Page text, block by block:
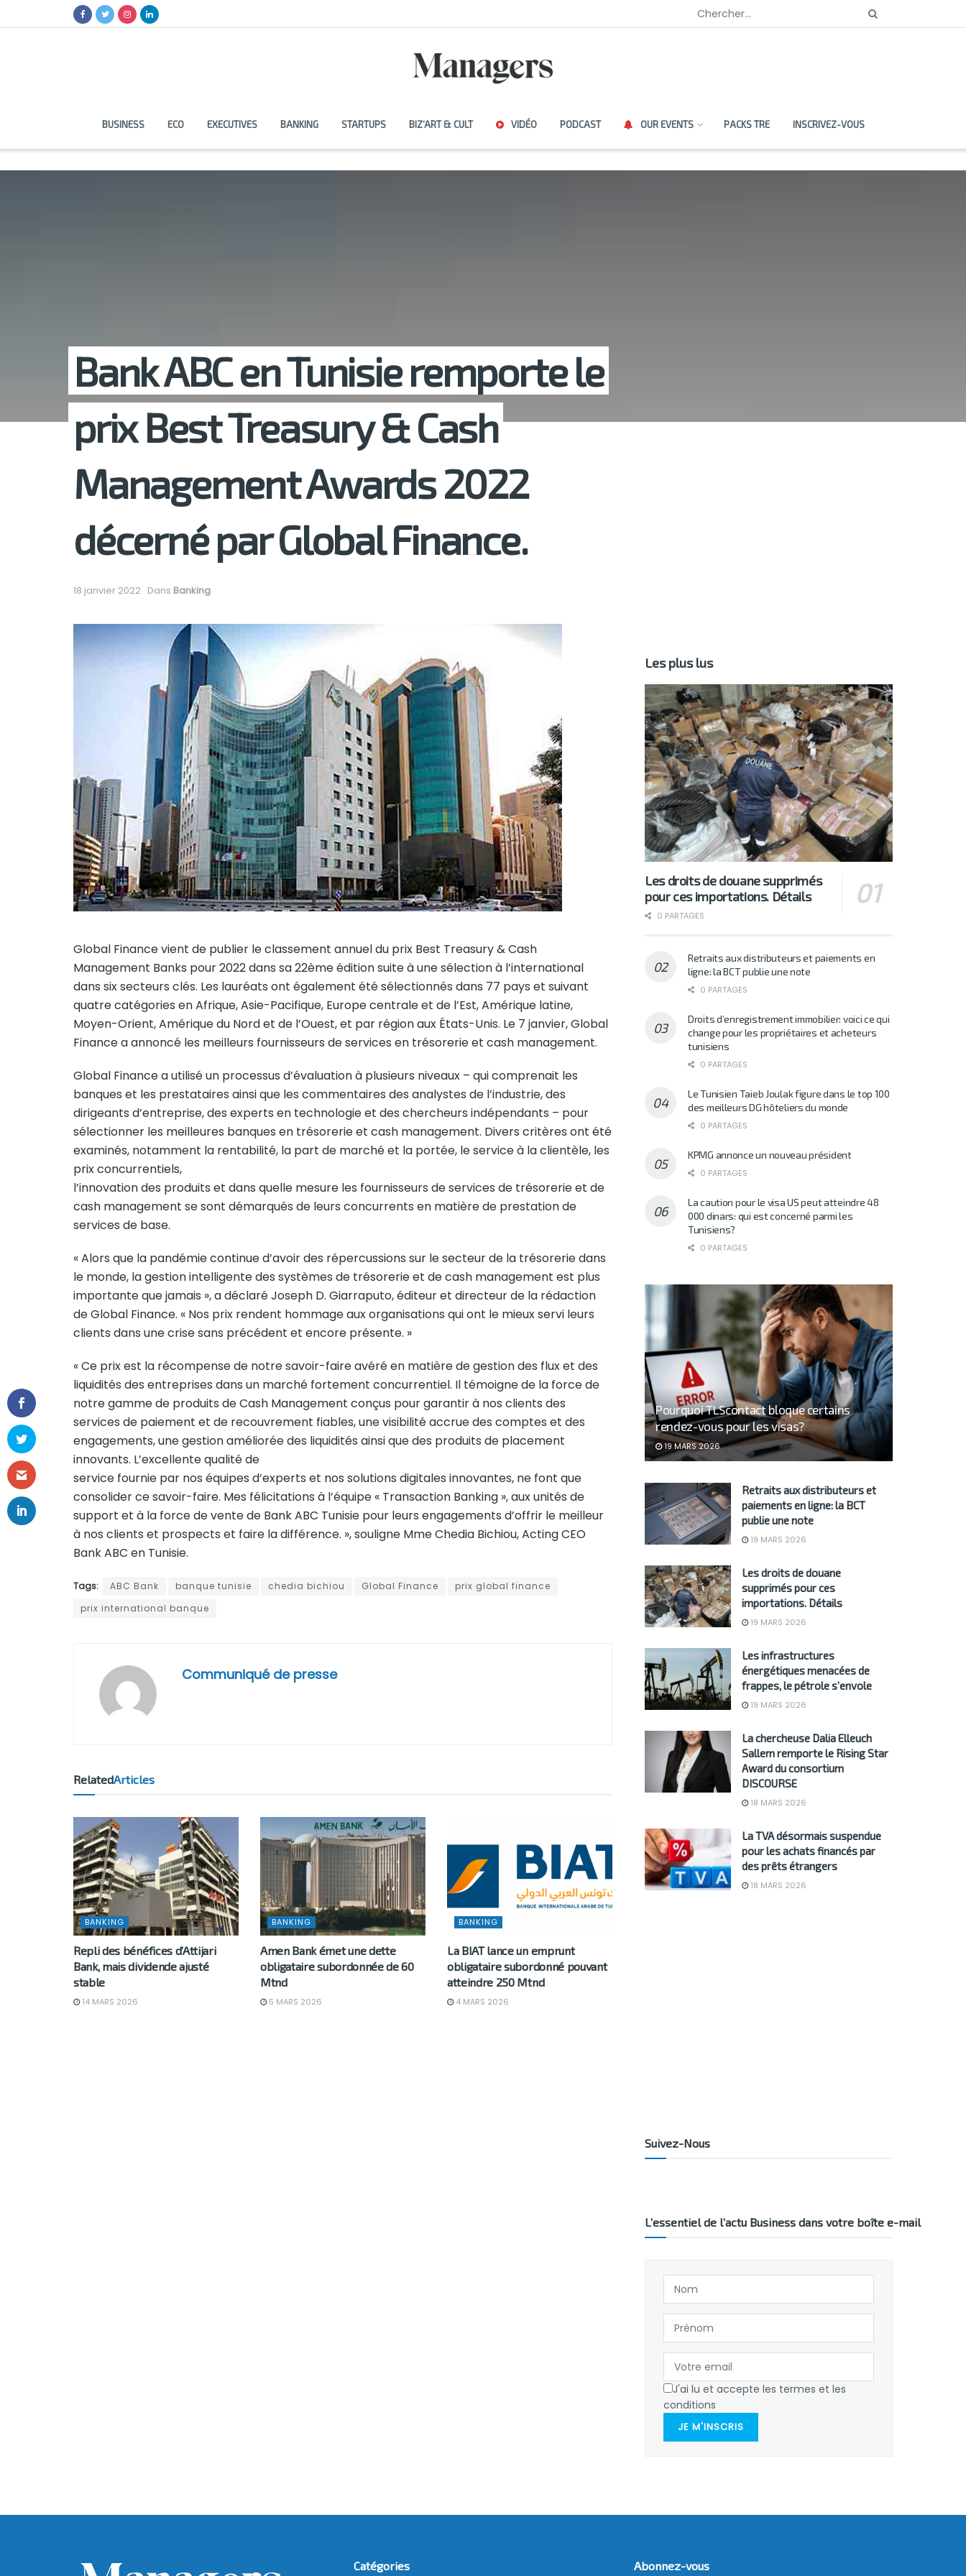
BUSINESS ECO EXECUTIVES BANKING STARTUPS BIZ’ART & CULT VIDÉO PODCAST OUR EVENTS PACKS TRE INSCRIVEZ-VOUS
Bank ABC en Tunisie remporte le
prix Best Treasury & Cash
Management Awards 2022
décerné par Global Finance.
18 janvier 2022 Dans Banking
Global Finance vient de publier le classement annuel du prix Best Treasury & Cash
Management Banks pour 2022 dans sa 22ème édition suite à une sélection à l’international
dans six secteurs clés. Les lauréats ont également été sélectionnés dans 77 pays et suivant
quatre catégories en Afrique, Asie-Pacifique, Europe centrale et de l’Est, Amérique latine,
Moyen-Orient, Amérique du Nord et de l’Ouest, et par région aux États-Unis. Le 7 janvier, Global
Finance a annoncé les meilleurs fournisseurs de services en trésorerie et cash management.
Global Finance a utilisé un processus d’évaluation à plusieurs niveaux – qui comprenait les
banques et les prestataires ainsi que les commentaires des analystes de l’industrie, des
dirigeants d’entreprise, des experts en technologie et des chercheurs indépendants – pour
sélectionner les meilleures banques en trésorerie et cash management. Divers critères ont été
examinés, notamment la rentabilité, la part de marché et la portée, le service à la clientèle, les
prix concurrentiels,
l’innovation des produits et dans quelle mesure les fournisseurs de services de trésorerie et de
cash management se sont démarqués de leurs concurrents en matière de prestation de
services de base.
« Alors que la pandémie continue d’avoir des répercussions sur le secteur de la trésorerie dans
le monde, la gestion intelligente des systèmes de trésorerie et de cash management est plus
importante que jamais », a déclaré Joseph D. Giarraputo, éditeur et directeur de la rédaction
de Global Finance. « Nos prix rendent hommage aux organisations qui ont le mieux servi leurs
clients dans une crise sans précédent et encore présente. »
« Ce prix est la récompense de notre savoir-faire avéré en matière de gestion des flux et des
liquidités des entreprises dans un marché fortement concurrentiel. Il témoigne de la force de
notre gamme de produits de Cash Management conçus pour garantir à nos clients des
services de paiement et de recouvrement fiables, une visibilité accrue des comptes et des
engagements, une gestion améliorée des liquidités ainsi que des produits de placement
innovants. L’excellente qualité de
service fournie par nos équipes d’experts et nos solutions digitales innovantes, ne font que
consolider ce savoir-faire. Mes félicitations à l’équipe « Transaction Banking », aux unités de
support et à la force de vente de Bank ABC Tunisie pour leurs engagements d’offrir le meilleur
à nos clients et prospects et faire la différence. », souligne Mme Chedia Bichiou, Acting CEO
Bank ABC en Tunisie.
Tags: ABC Bank banque tunisie chedia bichiou Global Finance
prix global finance
prix international banque
Communiqué de presse
RelatedArticles
BANKING
Repli des bénéfices d’Attijari
Bank, mais dividende ajusté
stable
14 MARS 2026
BANKING
Amen Bank émet une dette
obligataire subordonnée de 60
Mtnd
5 MARS 2026
BANKING
La BIAT lance un emprunt
obligataire subordonné pouvant
atteindre 250 Mtnd
4 MARS 2026
Les plus lus
Les droits de douane supprimés
pour ces importations. Détails
0 PARTAGES
Retraits aux distributeurs et paiements en
ligne: la BCT publie une note
0 PARTAGES
Droits d’enregistrement immobilier: voici ce qui
change pour les propriétaires et acheteurs
tunisiens
0 PARTAGES
Le Tunisien Taieb Joulak figure dans le top 100
des meilleurs DG hôteliers du monde
0 PARTAGES
KPMG annonce un nouveau président
0 PARTAGES
La caution pour le visa US peut atteindre 48
000 dinars: qui est concerné parmi les
Tunisiens?
0 PARTAGES
Pourquoi TLScontact bloque certains
rendez-vous pour les visas?
19 MARS 2026
Retraits aux distributeurs et
paiements en ligne: la BCT
publie une note
19 MARS 2026
Les droits de douane
supprimés pour ces
importations. Détails
19 MARS 2026
Les infrastructures
énergétiques menacées de
frappes, le pétrole s’envole
19 MARS 2026
La chercheuse Dalia Elleuch
Sallem remporte le Rising Star
Award du consortium
DISCOURSE
18 MARS 2026
La TVA désormais suspendue
pour les achats financés par
des prêts étrangers
18 MARS 2026
Suivez-Nous
L’essentiel de l’actu Business dans votre boîte e-mail
J'ai lu et accepte les termes et les
conditions
JE M'INSCRIS